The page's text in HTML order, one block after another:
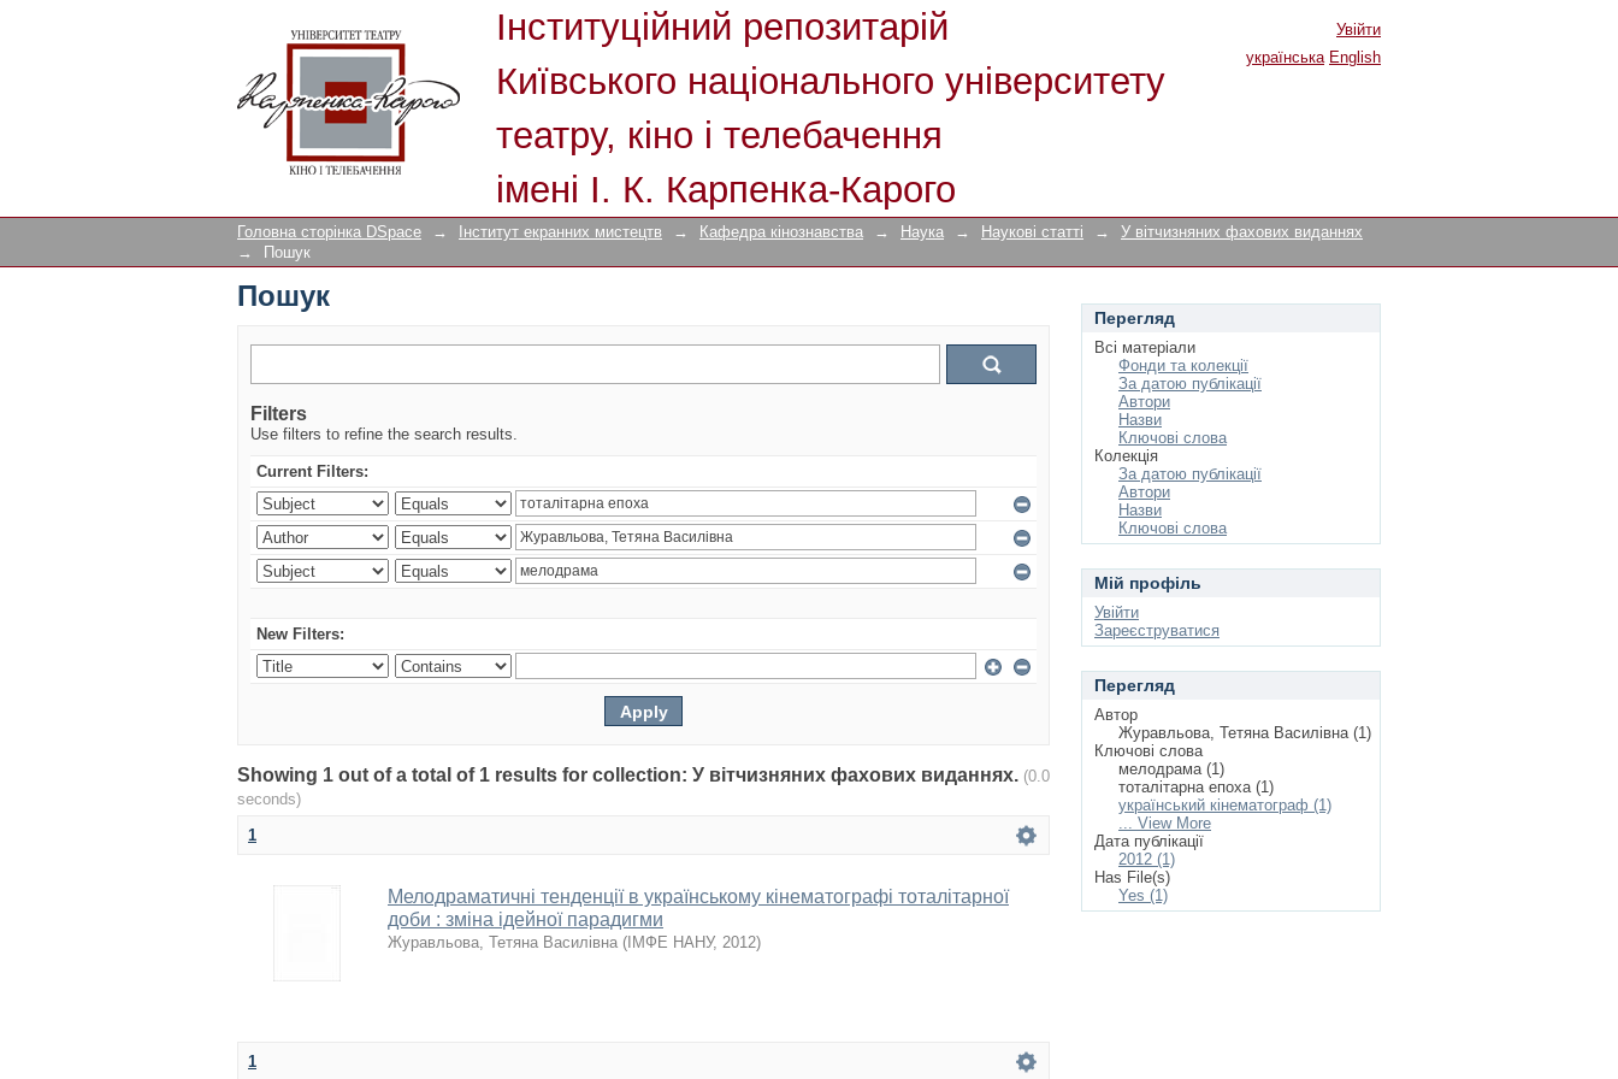
Інституційний репозитарій
Київського національного університету
театру, кіно і телебачення
імені І. К. Карпенка-Карого
Увійти
українська English
Головна сторінка DSpace → Інститут екранних мистецтв → Кафедра кінознавства → Наука → Наукові статті →
У вітчизняних фахових виданнях
→
Пошук
Пошук
Filters
Use filters to refine the search results.
Current Filters:
New Filters:
Showing 1 out of a total of 1 results for collection: У вітчизняних фахових виданнях. (0.0
seconds)
1
Мелодраматичні тенденції в українському кінематографі тоталітарної
доби : зміна ідейної парадигми
Журавльова, Тетяна Василівна ( ІМФЕ НАНУ, 2012)
1
Перегляд
Всі матеріали
Фонди та колекції
За датою публікації
Автори
Назви
Ключові слова
Колекція
За датою публікації
Автори
Назви
Ключові слова
Мій профіль
Увійти
Зареєструватися
Перегляд
Автор
Журавльова, Тетяна Василівна (1)
Ключові слова
мелодрама (1)
тоталітарна епоха (1)
український кінематограф (1)
... View More
Дата публікації
2012 (1)
Has File(s)
Yes (1)